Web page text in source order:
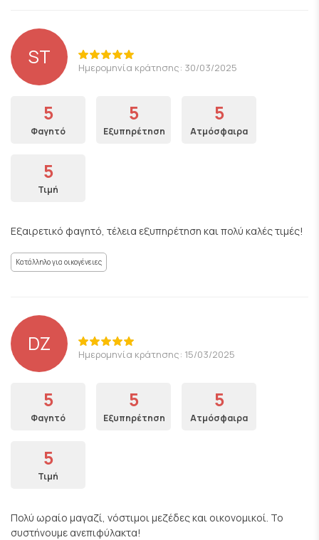
ST Ημερομηνία κράτησης: 30/03/2025
5
Φαγητό
5
Εξυπηρέτηση
5
Ατμόσφαιρα
5
Τιμή
Εξαιρετικό φαγητό, τέλεια εξυπηρέτηση και πολύ καλές τιμές!
Κατάλληλο για οικογένειες
DZ Ημερομηνία κράτησης: 15/03/2025
5
Φαγητό
5
Εξυπηρέτηση
5
Ατμόσφαιρα
5
Τιμή
Πολύ ωραίο μαγαζί, νόστιμοι μεζέδες και οικονομικοί. Το
συστήνουμε ανεπιφύλακτα!